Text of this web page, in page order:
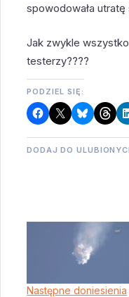
spowodowała
Jak zwykle
testerzy????
PODZIEL SIĘ:
DODAJ DO
Następne doniesienia